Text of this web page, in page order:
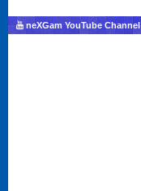
neXGam YouTube Channel